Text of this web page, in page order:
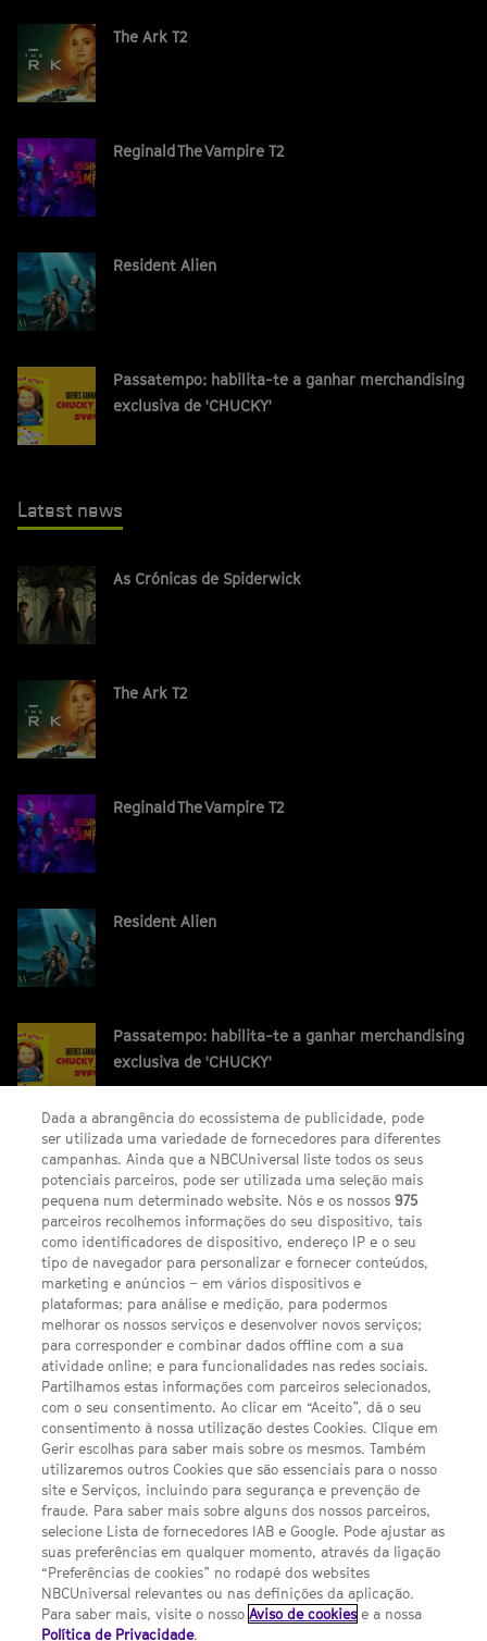
The Ark T2
Reginald The Vampire T2
Resident Alien
Passatempo: habilita-te a ganhar merchandising
exclusiva de 'CHUCKY'
Latest news
As Crónicas de Spiderwick
The Ark T2
Reginald The Vampire T2
Resident Alien
Passatempo: habilita-te a ganhar merchandising
exclusiva de 'CHUCKY'
SEGUE-NOS
FACEBOOK
TWITTER
YOUTUBEINSTAGRAM
LINKS ÚTEIS
Escolhas de Anúncios
Política de privacidade
Termos E Condições
FILMES
UMA DIVISÃO DA NBCUNIVERSAL
Contact us by email: contact.SYFYPortugal@ncbuni.com
Dada a abrangência do ecossistema de publicidade, pode
ser utilizada uma variedade de fornecedores para diferentes
campanhas. Ainda que a NBCUniversal liste todos os seus
potenciais parceiros, pode ser utilizada uma seleção mais
pequena num determinado website. Nós e os nossos975
parceiros recolhemos informações do seu dispositivo, tais
como identificadores de dispositivo, endereço IP e o seu
tipo de navegador para personalizar e fornecer conteúdos,
marketing e anúncios – em vários dispositivos e
plataformas; para análise e medição, para podermos
melhorar os nossos serviços e desenvolver novos serviços;
para corresponder e combinar dados offline com a sua
atividade online; e para funcionalidades nas redes sociais.
Partilhamos estas informações com parceiros selecionados,
com o seu consentimento. Ao clicar em “Aceito”, dá o seu
consentimento à nossa utilização destes Cookies. Clique em
Gerir escolhas para saber mais sobre os mesmos. Também
utilizaremos outros Cookies que são essenciais para o nosso
site e Serviços, incluindo para segurança e prevenção de
fraude. Para saber mais sobre alguns dos nossos parceiros,
selecione Lista de fornecedores IAB e Google. Pode ajustar as
suas preferências em qualquer momento, através da ligação
“Preferências de cookies” no rodapé dos websites
NBCUniversal relevantes ou nas definições da aplicação.
Para saber mais, visite o nossoAviso de cookies e a nossa
Política de Privacidade.